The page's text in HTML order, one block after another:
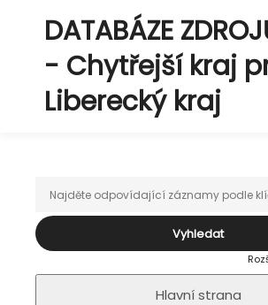
DATABÁZE
- Chytřejší kraj
Liberecký kraj